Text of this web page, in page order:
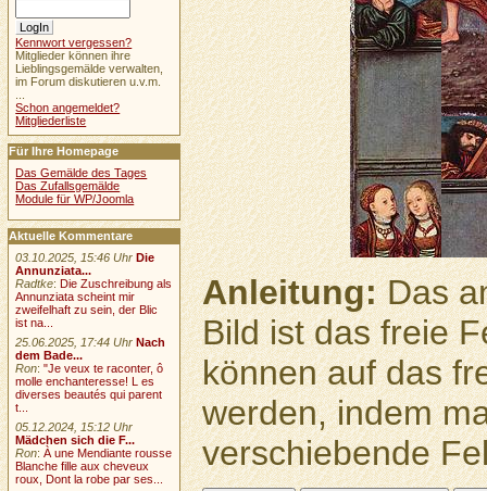
Anleitung:Das
Bild ist das freie
können auf das
werden, indem
verschiebende
Kennwort vergessen?
Mitglieder können ihre
Lieblingsgemälde verwalten,
im Forum diskutieren u.v.m.
Schon angemeldet?
Mitgliederliste
Für Ihre Homepage
Das Gemälde des Tages
Das Zufallsgemälde
Module für WP/Joomla
Aktuelle Kommentare
03.10.2025, 15:46 Uhr Die
Annunziata...
Radtke: Die Zuschreibung als
Annunziata scheint mir
zweifelhaft zu sein, der Blic
ist na...
25.06.2025, 17:44 Uhr Nach
dem Bade...
Ron:"Je veux te raconter, ô
molle enchanteresse! L es
diverses beautés qui parent
t...
05.12.2024, 15:12 Uhr
Mädchen sich die F...
Ron:À une Mendiante rousse
Blanche fille aux cheveux
roux, Dont la robe par ses...